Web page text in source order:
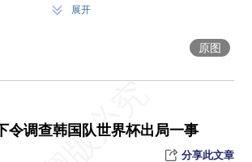
的葬礼部分仪式将协调在伊拉克举行
国际足联：不公平，也不合理
区美军设施未受到重大影响
号成“毒窝”，58人涉毒被处分
展开
原图
令调查韩国队世界杯出局一事
分享此文章